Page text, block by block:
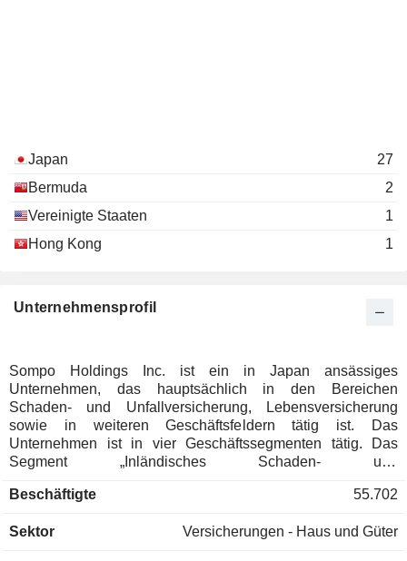
Japan
27
Bermuda
2
Vereinigte Staaten
1
Hong Kong
1
Unternehmensprofil
Sompo Holdings Inc. ist ein in Japan ansässiges
Unternehmen, das hauptsächlich in den Bereichen
Schaden- und Unfallversicherung, Lebensversicherung
sowie in weiteren Geschäftsfeldern tätig ist. Das
Unternehmen ist in vier Geschäftssegmenten tätig. Das
Segment „Inländisches Schaden- und
dem Schaden- und Unfallversicherungsgeschäft, der
in Japan. Das Segment „Auslandsversicherungsgeschäft“ ist
Beschäftigte 55.702
Sektor Versicherungen - Haus und Güter